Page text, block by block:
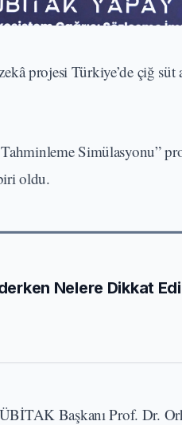
projesi Türkiye’de çiğ
Simülasyonu”
oldu.
Nelere Dikkat
Başkanı Prof. Dr.